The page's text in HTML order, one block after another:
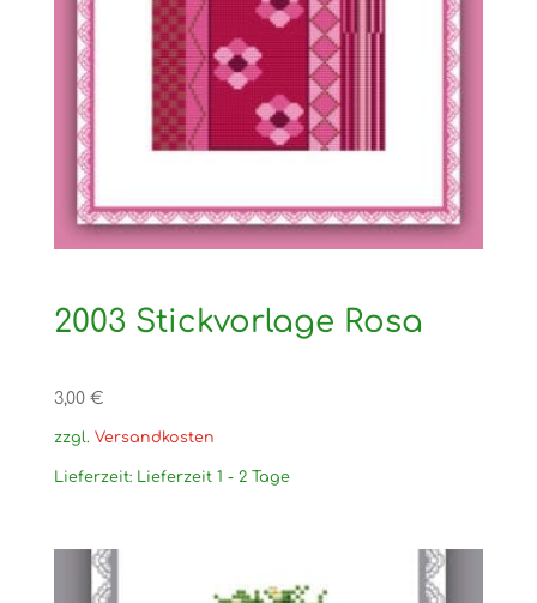
2003 Stickvorlage Rosa
3,00 €
zzgl. Versandkosten
Lieferzeit: Lieferzeit 1 - 2 Tage